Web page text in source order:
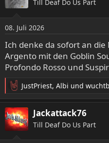
t
n
e
n
:
Till Deaf Do Us Part
08. Juli 2026
Ich denke da sofort an
Argento mit den Goblin
Profondo Rosso und
R
e
a
k
t
JustPriest, Albi und
Jackattack76
Till Deaf Do Us Part